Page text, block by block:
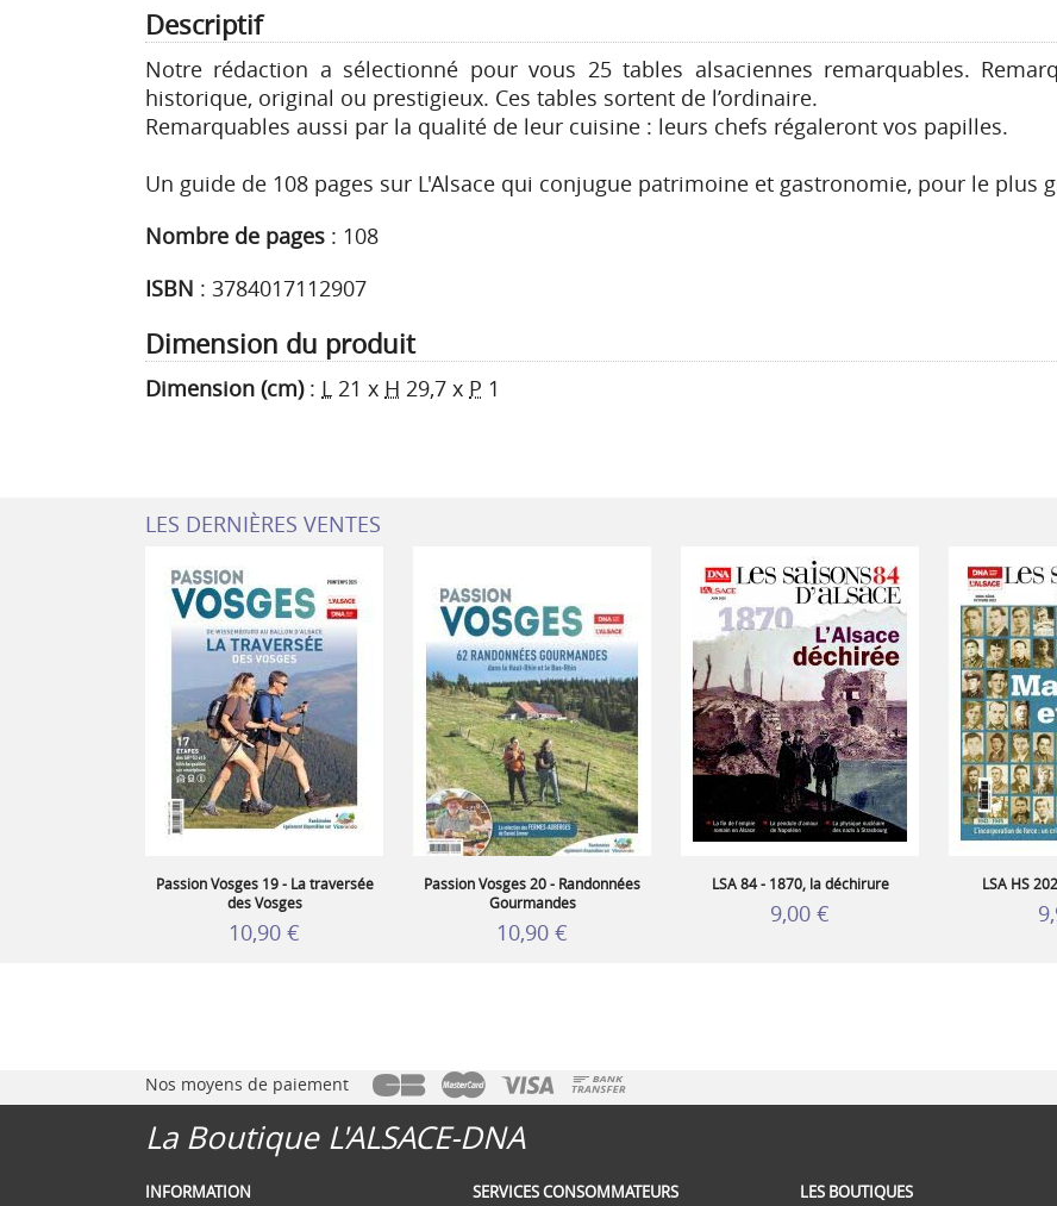
Descriptif
Notre rédaction a sélectionné pour vous 25 tables alsaciennes remarquables.
historique, original ou prestigieux. Ces tables sortent de l’ordinaire.
Remarquables aussi par la qualité de leur cuisine : leurs chefs régaleront vos papilles.
Un guide de 108 pages sur L'Alsace qui conjugue patrimoine et gastronomie, pour le plus
Nombre de pages : 108
ISBN : 3784017112907
Dimension du produit
Dimension (cm): L 21 x H 29,7 x P 1
LES DERNIÈRES VENTES
Passion Vosges 19 - La traversée
des Vosges
10,90 €
Passion Vosges 20 - Randonnées
Gourmandes
10,90 €
LSA 84 - 1870, la déchirure
9,00 €
LSA HS
Nos moyens de paiement
La Boutique L'ALSACE-DNA
INFORMATION SERVICES CONSOMMATEURS LES BOUTIQUES